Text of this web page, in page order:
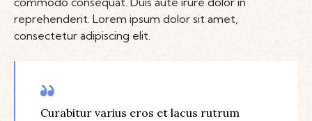
reprehenderit. Lorem ipsum dolor sit amet,
consectetur adipiscing elit.
Curabitur varius eros et lacus rutrum